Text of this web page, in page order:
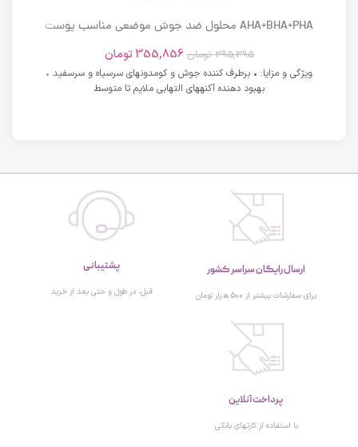
AHA+BHA+PHA محلول ضد جوش موضعی مناسب پوست
395,395 تومان 355,856 تومان
ویژگی و مزایا: • برطرف کننده جوش و کومدونهای سرسیاه و سرسفید •
بهبود دهنده آکنههای التهابی ملایم تا متوسط
ارسال رایگان سراسر کشور
برای سفارشات بیشتر از 500 هزار تومان
پشتیبانی
قبل، در طول و حتی بعد از خرید
پرداخت آنلاین
با استفاده از کارتهای بانکی